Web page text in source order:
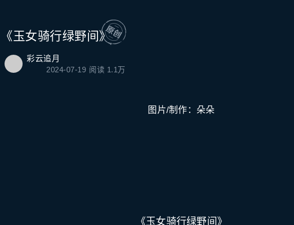
《玉女骑行绿野间》
彩云追月
2024-07-19 阅读 1.1万
图片/制作：朵朵
《玉女骑行绿野间》